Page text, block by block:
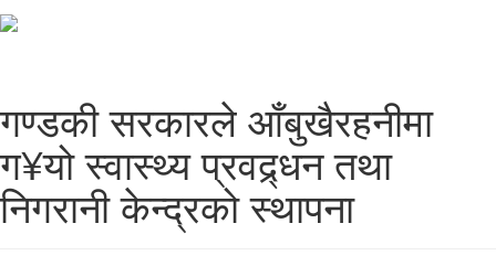
गण्डकी सरकारले आँबुखैरहनीमा
ग¥यो स्वास्थ्य प्रवद्र्धन तथा
निगरानी केन्द्रको स्थापना